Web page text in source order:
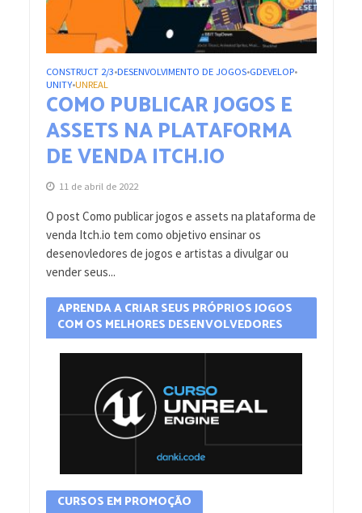
CONSTRUCT 2/3•DESENVOLVIMENTO DE JOGOS•GDEVELOP•
UNITY•UNREAL
COMO PUBLICAR JOGOS E
ASSETS NA PLATAFORMA
DE VENDA ITCH.IO
11 de abril de 2022
O post Como publicar jogos e assets na plataforma de
venda Itch.io tem como objetivo ensinar os
desenovledores de jogos e artistas a divulgar ou
vender seus...
APRENDA A CRIAR SEUS PRÓPRIOS JOGOS
COM OS MELHORES DESENVOLVEDORES
CURSOS EM PROMOÇÃO